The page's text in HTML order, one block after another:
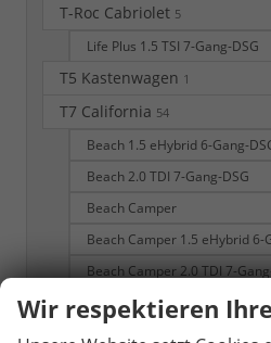
T-Roc Cabriolet 5
Life Plus 1.5 TSI 7-Gang-DSG
T5 Kastenwagen 1
T7 California 54
Beach 1.5 eHybrid 6-Gang-
Beach 2.0 TDI 7-Gang-DSG
Beach Camper
Beach Camper 1.5 eHybrid 6-
Beach Camper 2.0 TDI 7-
Beach Camper eHybrid
Beach Tour
Wir respektieren